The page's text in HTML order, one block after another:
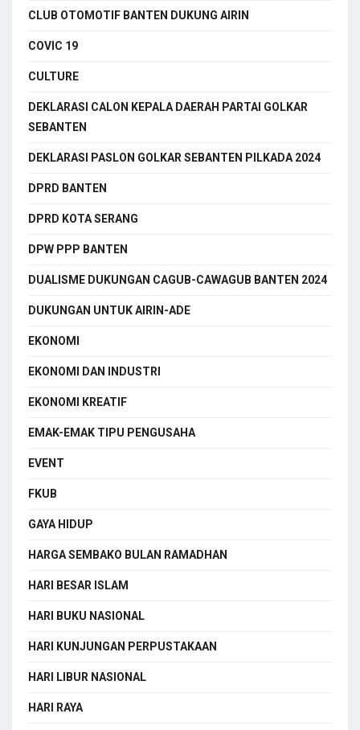
CLUB OTOMOTIF BANTEN DUKUNG AIRIN
COVIC 19
CULTURE
DEKLARASI CALON KEPALA DAERAH PARTAI GOLKAR
SEBANTEN
DEKLARASI PASLON GOLKAR SEBANTEN PILKADA 2024
DPRD BANTEN
DPRD KOTA SERANG
DPW PPP BANTEN
DUALISME DUKUNGAN CAGUB-CAWAGUB BANTEN 2024
DUKUNGAN UNTUK AIRIN-ADE
EKONOMI
EKONOMI DAN INDUSTRI
EKONOMI KREATIF
EMAK-EMAK TIPU PENGUSAHA
EVENT
FKUB
GAYA HIDUP
HARGA SEMBAKO BULAN RAMADHAN
HARI BESAR ISLAM
HARI BUKU NASIONAL
HARI KUNJUNGAN PERPUSTAKAAN
HARI LIBUR NASIONAL
HARI RAYA